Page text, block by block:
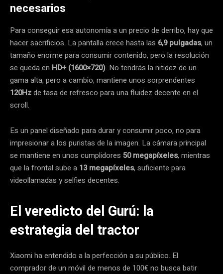
necesarios
Para conseguir esa autonomía a un precio de derribo, hay que
hacer sacrificios. La pantalla crece hasta las 6,9 pulgadas, un
tamaño enorme para consumir contenido, pero la resolución
se queda en HD+ (1600×720). No tendrás la nitidez de un
gama alta, pero a cambio, mantiene unos sorprendentes
120Hzde tasa de refresco para una fluidez decente en el
scroll.
Es un panel diseñado para durar y consumir poco, no para
impresionar a los puristas de la imagen. La cámara principal
se mantiene en unos cumplidores 50 megapíxeles, mientras
que la frontal sube a 13 megapíxeles, suficiente para
videollamadas y selfies decentes.
El veredicto del Gurú: la
estrategia del tractor
Xiaomi ha entendido a la perfección a su público. El
comprador de un móvil de menos de 100€ no busca batir